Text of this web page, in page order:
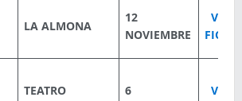
LA ALMONA
12
NOVIEMBRE
VER
FICHA
TEATRO
6
VER